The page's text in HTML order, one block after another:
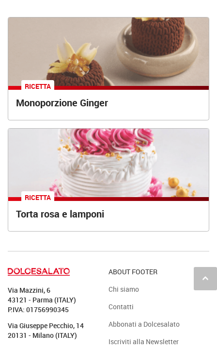
RICETTA
Monoporzione Ginger
RICETTA
Torta rosa e lamponi
keyboard_arrow_up
Via Mazzini, 6
43121 - Parma (ITALY)
P.IVA: 01756990345
Via Giuseppe Pecchio, 14
20131 - Milano (ITALY)
ABOUT FOOTER
Chi siamo
Contatti
Abbonati a Dolcesalato
Iscriviti alla Newsletter